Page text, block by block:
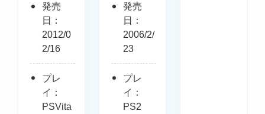
発売
日：
2012/0
2/16
プレ
イ：
PSVita
発売
日：
2006/2/
23
プレ
イ：
PS2